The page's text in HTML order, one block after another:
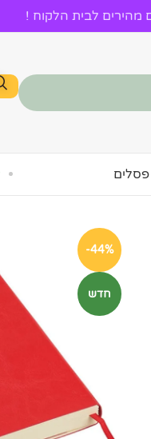
מהירים לבית הלקוח !
פסלים
-44%
חדש